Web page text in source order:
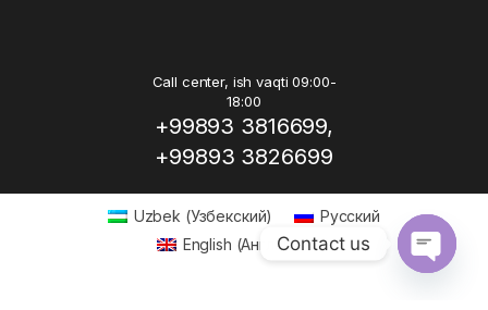
Call center, ish vaqti 09:00-
18:00
+99893 3816699,
+99893 3826699
Uzbek (Узбекский)
Русский
English (Английский)
Contact us